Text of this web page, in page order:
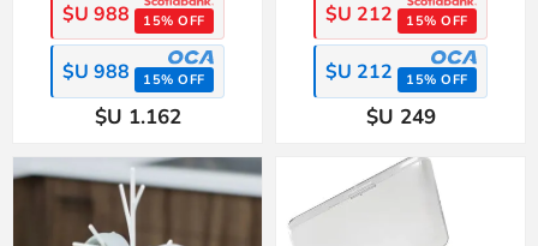
$U 988 15% OFF
$U 988 15% OFF
$U 1.162
$U 212 15% OFF
$U 212 15% OFF
$U 249